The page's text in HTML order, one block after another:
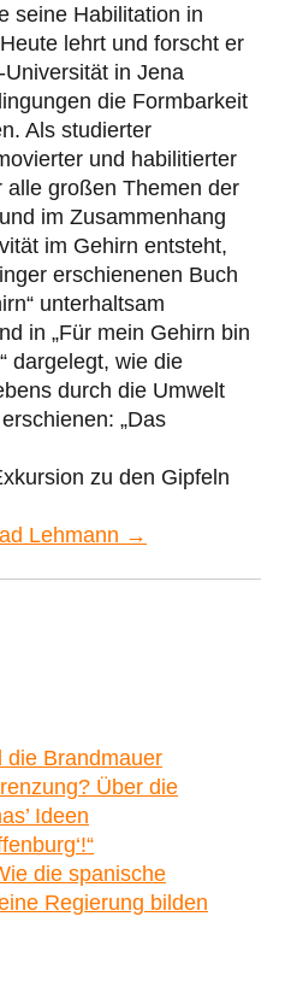
seine Habilitation in
lehrt und forscht er
in Jena
die Formbarkeit
Als studierter
und habilitierter
alle großen Themen der
im Zusammenhang
im Gehirn entsteht,
erschienenen Buch
unterhaltsam
in „Für mein Gehirn bin
dargelegt, wie die
durch die Umwelt
„Das
zu den Gipfeln
Lehmann →
die Brandmauer
Über die
Ideen
die spanische
Regierung bilden